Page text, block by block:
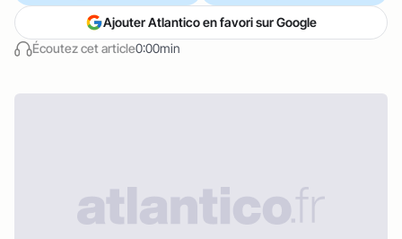
Écoutez cet article0:00min
Ajouter Atlantico en favori sur Google